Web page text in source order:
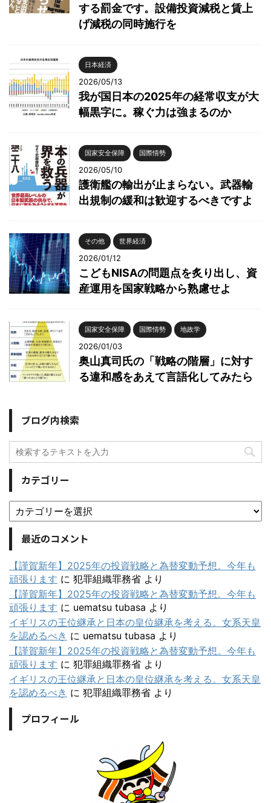
する罰金です。設備投資減税と賃上
げ減税の同時施行を
日本経済
2026/05/13
我が国日本の2025年の経常収支が大
幅黒字に。稼ぐ力は強まるのか
国家安全保障 国際情勢
2026/05/10
護衛艦の輸出が止まらない。武器輸
出規制の緩和は歓迎するべきですよ
その他 世界経済
2026/01/12
こどもNISAの問題点を炙り出し、資
産運用を国家戦略から熟慮せよ
国家安全保障 国際情勢 地政学
2026/01/03
奥山真司氏の「戦略の階層」に対す
る違和感をあえて言語化してみたら
ブログ内検索
カテゴリー
最近のコメント
【謹賀新年】2025年の投資戦略と為替変動予想。今年も
頑張ります に 犯罪組織罪務省 より
【謹賀新年】2025年の投資戦略と為替変動予想。今年も
頑張ります に uematsu tubasa より
イギリスの王位継承と日本の皇位継承を考える。女系天皇
を認めるべき に uematsu tubasa より
【謹賀新年】2025年の投資戦略と為替変動予想。今年も
頑張ります に 犯罪組織罪務省 より
イギリスの王位継承と日本の皇位継承を考える。女系天皇
を認めるべき に 犯罪組織罪務省 より
プロフィール